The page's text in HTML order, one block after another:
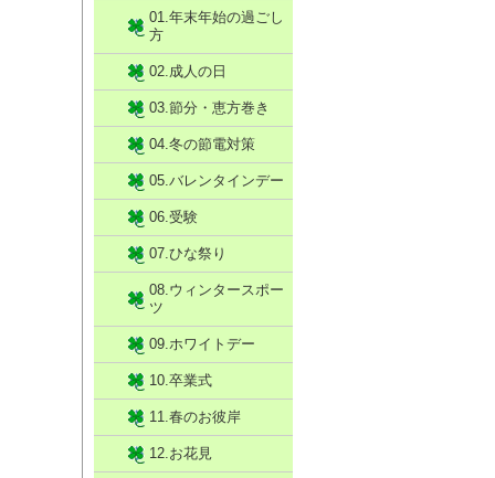
01.年末年始の過ごし
方
02.成人の日
03.節分・恵方巻き
04.冬の節電対策
05.バレンタインデー
06.受験
07.ひな祭り
08.ウィンタースポー
ツ
09.ホワイトデー
10.卒業式
11.春のお彼岸
12.お花見